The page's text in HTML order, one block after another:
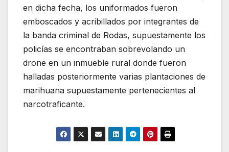
en dicha fecha, los uniformados fueron
emboscados y acribillados por integrantes de
la banda criminal de Rodas, supuestamente los
policías se encontraban sobrevolando un
drone en un inmueble rural donde fueron
halladas posteriormente varias plantaciones de
marihuana supuestamente pertenecientes al
narcotraficante.